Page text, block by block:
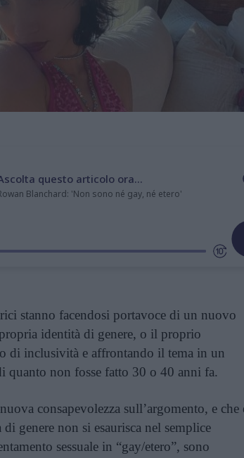
questo articolo ora...
Blanchard: 'Non sono né gay, né etero'
stanno facendosi portavoce di un nuovo
identità di genere, o il proprio
di inclusività e affrontando il tema in un
quanto non fosse fatto 30 o 40 anni fa.
consapevolezza sull’argomento, e che
genere non si esaurisca nel semplice
sessuale in “gay/etero”, sono